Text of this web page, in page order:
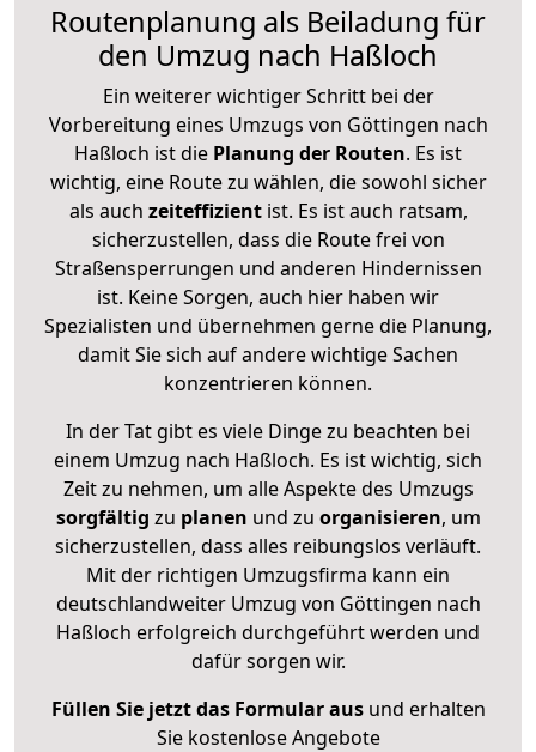
Routenplanung als Beiladung für
den Umzug nach Haßloch
Ein weiterer wichtiger Schritt bei der
Vorbereitung eines Umzugs von Göttingen nach
Haßloch ist die Planung der Routen. Es ist
wichtig, eine Route zu wählen, die sowohl sicher
als auch zeiteffizientist. Es ist auch ratsam,
sicherzustellen, dass die Route frei von
Straßensperrungen und anderen Hindernissen
ist. Keine Sorgen, auch hier haben wir
Spezialisten und übernehmen gerne die Planung,
damit Sie sich auf andere wichtige Sachen
konzentrieren können.
In der Tat gibt es viele Dinge zu beachten bei
einem Umzug nach Haßloch. Es ist wichtig, sich
Zeit zu nehmen, um alle Aspekte des Umzugs
sorgfältig zu planen und zu organisieren, um
sicherzustellen, dass alles reibungslos verläuft.
Mit der richtigen Umzugsfirma kann ein
deutschlandweiter Umzug von Göttingen nach
Haßloch erfolgreich durchgeführt werden und
dafür sorgen wir.
Füllen Sie jetzt das Formular ausund erhalten
Sie kostenlose Angebote